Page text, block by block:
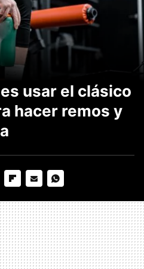
usar el clásico
hacer remos y
MAIL